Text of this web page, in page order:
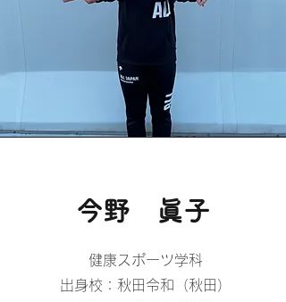
​今野 眞子
健康スポーツ学科
出身校：秋田令和（秋田）